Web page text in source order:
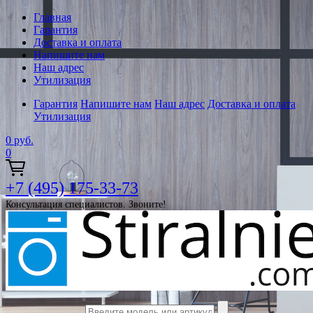
Главная
Гарантия
Доставка и оплата
Напишите нам
Наш адрес
Утилизация
Гарантия Напишите нам Наш адрес Доставка и оплата
Утилизация
0 руб.
0
+7 (495) 175-33-73
Консультация специалистов. Звоните!